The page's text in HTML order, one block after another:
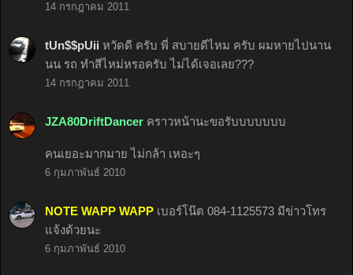
14 กรกฎาคม 2011
tUn$$pUii หวัดดี ครับ พี่ สบายดีไหม ครับ ผมหายไปนาน
นน รถ ทำสีไหม่หรอครับ ไม่ได้เจอเลย???
14 กรกฎาคม 2011
JZA80DriftDancer คราวหน้านะขอรับบบบบบบ
คนเยอะมากมาย ไม่กล้า เหอะๆ
6 กุมภาพันธ์ 2010
NOTE WAPP WAPP เบอร์โน๊ต 084-1125573 มีข่าวโทร
แจ้งด้วยนะ
6 กุมภาพันธ์ 2010